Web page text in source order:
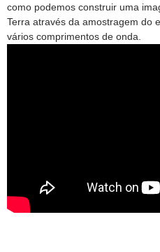
como podemos construir uma
Terra através da amostragem do
vários comprimentos de onda.